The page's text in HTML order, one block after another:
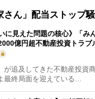
さん」配当ストップ
いに見えた問題の核心》「み
億円超不動産投資トラブ
追及してきた不動産投資
最終局面を迎えている…